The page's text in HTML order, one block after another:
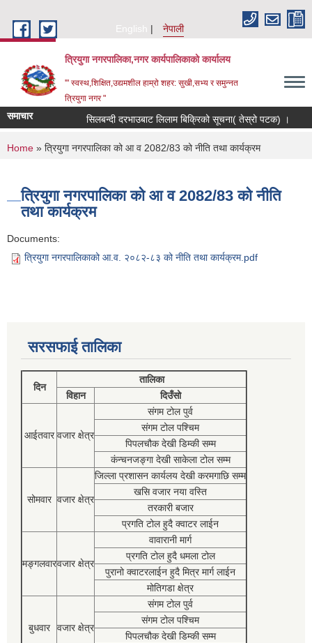
English
नेपाली
त्रियुगा नगरपालिका,नगर कार्यपालिकाको कार्यालय
'" स्वस्थ,शिक्षित,उद्यमशील हाम्रो शहर: सुखी,सभ्य र समुन्नत
त्रियुगा नगर "
समाचार सिलबन्दी दरभाउबाट लिलाम बिक्रिको सूचना( तेस्रो पटक) ।
You are here
Home » त्रियुगा नगरपालिका को आ व 2082/83 को नीति तथा कार्यक्रम
त्रियुगा नगरपालिका को आ व 2082/83 को नीति
तथा कार्यक्रम
Documents:
त्रियुगा नगरपालिकाको आ.व. २०८२-८३ को नीति तथा कार्यक्रम.pdf
सरसफाई तालिका
दिन
तालिका
विहान
दिउँसो
आईतवार वजार क्षेत्र
संगम टोल पुर्व
संगम टोल पश्चिम
पिपलचौक देखी डिम्की सम्म
कंन्चनजङ्गा देखी साकेला टोल सम्म
सोमवार वजार क्षेत्र
जिल्ला प्रशासन कार्यलय देखी करमगाछि सम्म
खसि वजार नया वस्ति
तरकारी बजार
प्रगति टोल हुदै क्वाटर लाईन
मङ्गलवारवजार क्षेत्र
वावारानी मार्ग
प्रगति टोल हुदै धमला टोल
पुरानो क्वाटरलाईन हुदै मित्र मार्ग लाईन
मोतिगडा क्षेत्र
बुधवार वजार क्षेत्र
संगम टोल पुर्व
संगम टोल पश्चिम
पिपलचौक देखी डिम्की सम्म